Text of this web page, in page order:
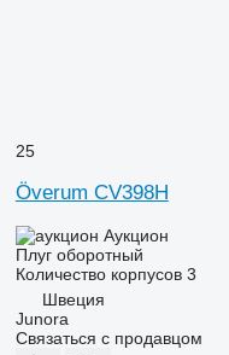
25
Överum CV398H
Аукцион
Плуг оборотный
Количество корпусов 3
Швеция
Junora
Связаться с продавцом